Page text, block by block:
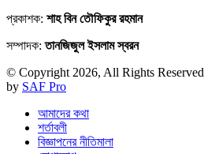
প্রকাশক: শাহ বিন তৌফিকুর রহমান
সম্পাদক:তানজিজুল ইসলাম স্বরন
© Copyright 2026, All Rights Reserved
by SAF Pro
আমাদের কথা
শর্তাবলী
বিজ্ঞাপনের নীতিমালা